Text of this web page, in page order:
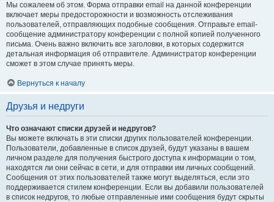
Мы сожалеем об этом. Форма отправки email на данной конференции
включает меры предосторожности и возможность отслеживания
пользователей, отправляющих подобные сообщения. Отправьте email-
сообщение администратору конференции с полной копией полученного
письма. Очень важно включить все заголовки, в которых содержится
детальная информация об отправителе. Администратор конференции
сможет в этом случае принять меры.
Вернуться к началу
Друзья и недруги
Что означают списки друзей и недругов?
Вы можете включать в эти списки других пользователей конференции.
Пользователи, добавленные в список друзей, будут указаны в вашем
личном разделе для получения быстрого доступа к информации о том,
находятся ли они сейчас в сети, и для отправки им личных сообщений.
Сообщения от этих пользователей также могут выделяться, если это
поддерживается стилем конференции. Если вы добавили пользователей
в список недругов, то любые отправленные ими сообщения будут скрыты